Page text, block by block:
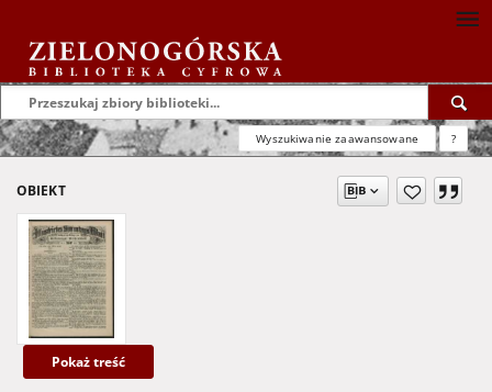
Wyszukiwanie zaawansowane ?
OBIEKT
Pokaż treść